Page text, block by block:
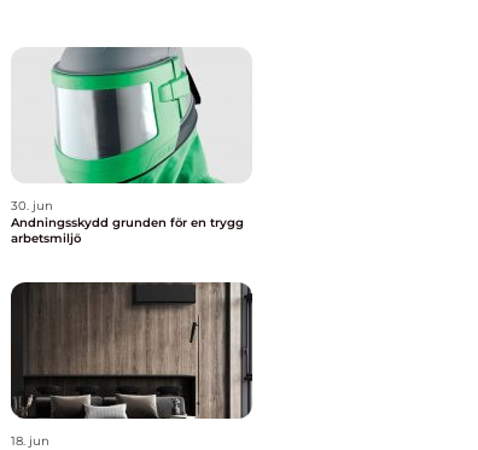
30. jun
Andningsskydd grunden för en trygg
arbetsmiljö
18. jun